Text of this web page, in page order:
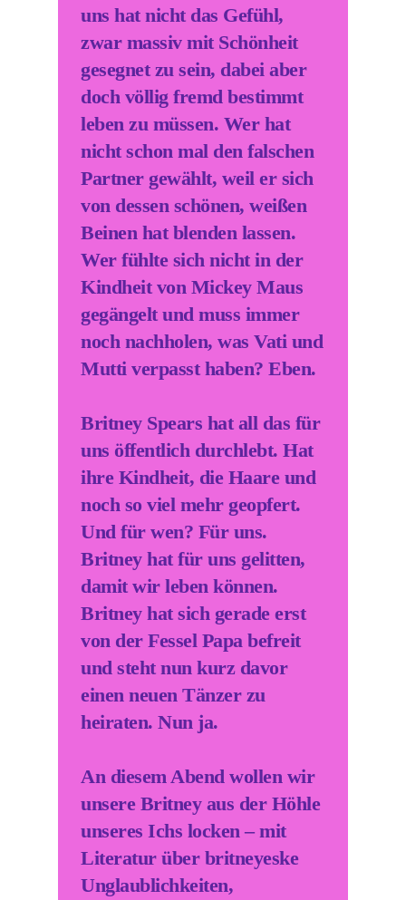
uns hat nicht das Gefühl,
zwar massiv mit Schönheit
gesegnet zu sein, dabei aber
doch völlig fremd bestimmt
leben zu müssen. Wer hat
nicht schon mal den falschen
Partner gewählt, weil er sich
von dessen schönen, weißen
Beinen hat blenden lassen.
Wer fühlte sich nicht in der
Kindheit von Mickey Maus
gegängelt und muss immer
noch nachholen, was Vati und
Mutti verpasst haben? Eben.
Britney Spears hat all das für
uns öffentlich durchlebt. Hat
ihre Kindheit, die Haare und
noch so viel mehr geopfert.
Und für wen? Für uns.
Britney hat für uns gelitten,
damit wir leben können.
Britney hat sich gerade erst
von der Fessel Papa befreit
und steht nun kurz davor
einen neuen Tänzer zu
heiraten. Nun ja.
An diesem Abend wollen wir
unsere Britney aus der Höhle
unseres Ichs locken – mit
Literatur über britneyeske
Unglaublichkeiten,